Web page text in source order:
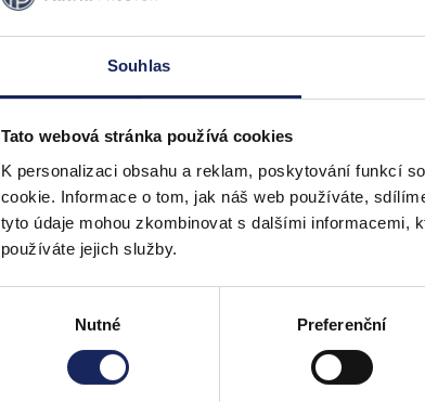
Souhlas
Tato webová stránka používá cookies
K personalizaci obsahu a reklam, poskytování funkcí
cookie. Informace o tom, jak náš web používáte,
tyto údaje mohou zkombinovat s dalšími informacemi,
používáte jejich služby.
Nutné Preferenční